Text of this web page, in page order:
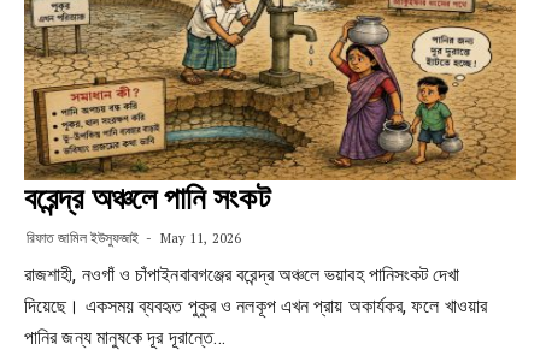
বরেন্দ্র অঞ্চলে পানি সংকট
রিফাত জামিল ইউসুফজাই May 11, 2026
রাজশাহী, নওগাঁ ও চাঁপাইনবাবগঞ্জের বরেন্দ্র অঞ্চলে ভয়াবহ পানিসংকট দেখা
দিয়েছে। একসময় ব্যবহৃত পুকুর ও নলকূপ এখন প্রায় অকার্যকর, ফলে খাওয়ার
পানির জন্য মানুষকে দূর দূরান্তে…